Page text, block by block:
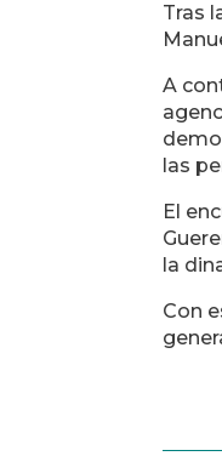
Tras
A
las
El
la
Con